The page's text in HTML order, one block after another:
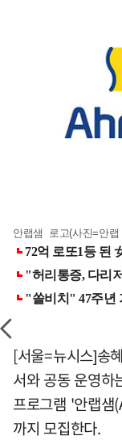
안랩샘 로고(사진=안
[서울=뉴시스]송
서와 공동 운영하
프로그램 '안랩
까지 모집한다.